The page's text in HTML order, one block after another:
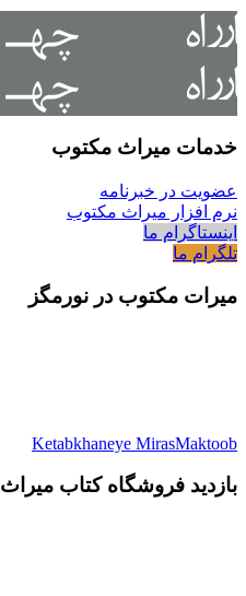
خدمات میراث مکتوب
عضویت در خبرنامه
نرم افزار میراث مکتوب
اینستاگرام ما
تلگرام ما
میرات مکتوب در نورمگز
Ketabkhaneye MirasMaktoob
بازدید فروشگاه کتاب میراث